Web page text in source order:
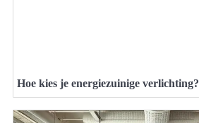
Hoe kies je energiezuinige verlichting?